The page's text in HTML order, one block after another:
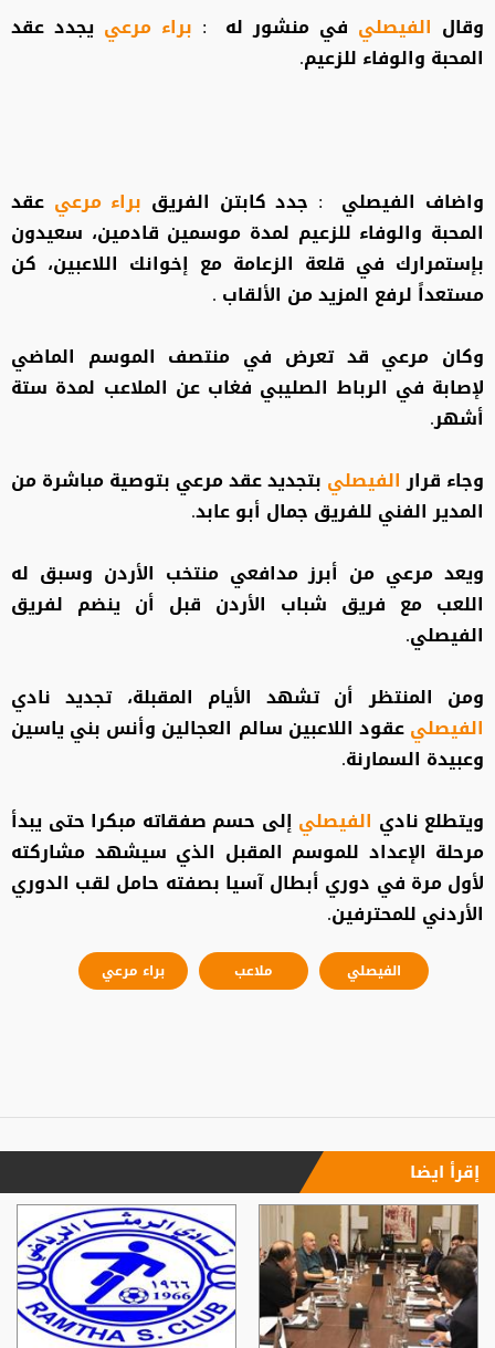
وقال الفيصلي في منشور له : براء مرعييجدد عقد
المحبة والوفاء للزعيم.
واضاف الفيصلي : جدد كابتن الفريق براء مرعي عقد
المحبة والوفاء للزعيم لمدة موسمين قادمين، سعيدون
بإستمرارك في قلعة الزعامة مع إخوانك اللاعبين، كن
مستعداً لرفع المزيد من الألقاب .
وكان مرعي قد تعرض في منتصف الموسم الماضي
لإصابة في الرباط الصليبي فغاب عن الملاعب لمدة ستة
أشهر.
وجاء قرارالفيصلي بتجديد عقد مرعي بتوصية مباشرة من
المدير الفني للفريق جمال أبو عابد.
ويعد مرعي من أبرز مدافعي منتخب الأردن وسبق له
اللعب مع فريق شباب الأردن قبل أن ينضم لفريق
الفيصلي.
ومن المنتظر أن تشهد الأيام المقبلة، تجديد نادي
الفيصليعقود اللاعبين سالم العجالين وأنس بني ياسين
وعبيدة السمارنة.
ويتطلع نادي الفيصلي إلى حسم صفقاته مبكرا حتى يبدأ
مرحلة الإعداد للموسم المقبل الذي سيشهد مشاركته
لأول مرة في دوري أبطال آسيا بصفته حامل لقب الدوري
الأردني للمحترفين.
الفيصلي ملاعب براء مرعي
إقرأ ايضا